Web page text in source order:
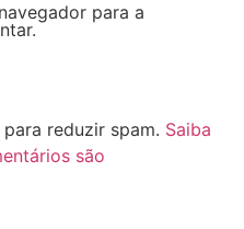
para a
reduzir spam. Saiba
são